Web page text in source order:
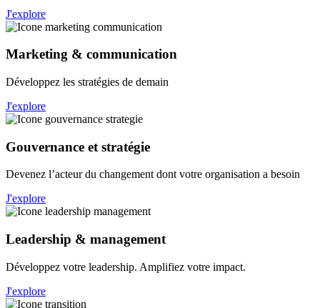
J'explore
Marketing & communication
Développez les stratégies de demain
J'explore
Gouvernance et stratégie
Devenez l’acteur du changement dont votre organisation a besoin
J'explore
Leadership & management
Développez votre leadership. Amplifiez votre impact.
J'explore